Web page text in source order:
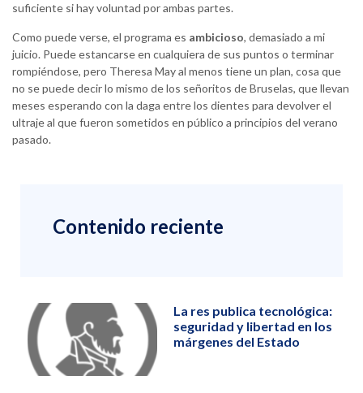
suficiente si hay voluntad por ambas partes.
Como puede verse, el programa es ambicioso, demasiado a mi
juicio. Puede estancarse en cualquiera de sus puntos o terminar
rompiéndose, pero Theresa May al menos tiene un plan, cosa que
no se puede decir lo mismo de los señoritos de Bruselas, que llevan
meses esperando con la daga entre los dientes para devolver el
ultraje al que fueron sometidos en público a principios del verano
pasado.
Contenido reciente
La res publica tecnológica:
seguridad y libertad en los
márgenes del Estado